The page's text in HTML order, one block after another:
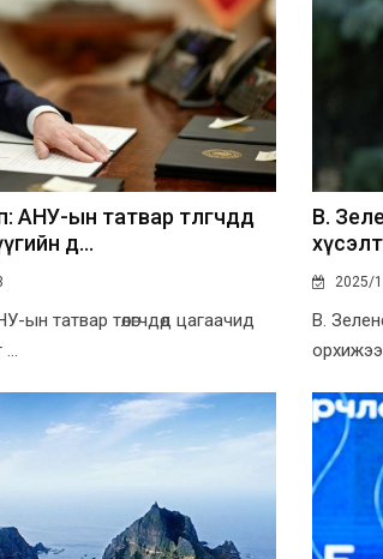
ын татвар төлөгчдөд
д...
татвар төлөгчдөд цагаачид
В.
2025/
В.
орхижээ